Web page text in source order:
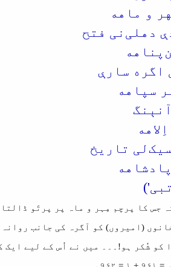
و ماهه
دهلی‌نی فتح
اگره سارې
سپاهه
تاریخ
جس کا پرچم مِہر و ماہ پر پرتَو
(امیروں) کو آگرہ کی جانب
کو شُکر ہو!۔۔۔ میں نے اُس کے لیے